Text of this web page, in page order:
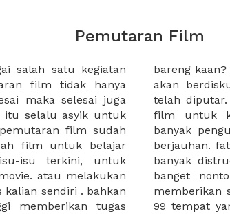
Pemutaran Film
salah satu kegiatan
film tidak hanya
maka selesai juga
itu selalu asyik untuk
film sudah
film untuk belajar
isu terkini, untuk
atau melakukan
sendiri . bahkan
memberikan tugas
selesai diputar, kalian
terhadap film yang
pemutaran
di bioskop? terlalu
mendapat seat yang
tapi tentu akan
lovers yang suka
nih. XWORK telah
kerjasama dengan
film. Ayo jadwalkan